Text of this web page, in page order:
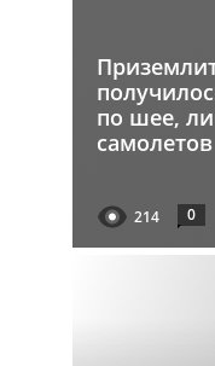
по шее,
самолетов
214 0